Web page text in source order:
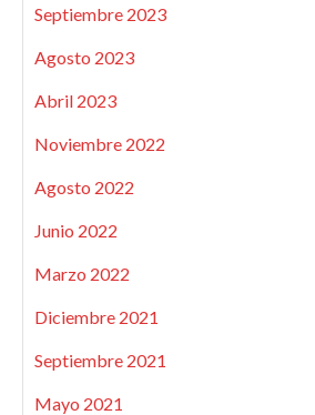
Septiembre 2023
Agosto 2023
Abril 2023
Noviembre 2022
Agosto 2022
Junio 2022
Marzo 2022
Diciembre 2021
Septiembre 2021
Mayo 2021